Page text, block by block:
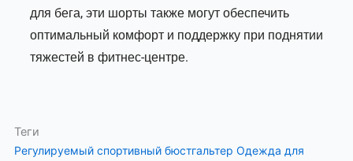
для бега, эти шорты также могут обеспечить
оптимальный комфорт и поддержку при поднятии
тяжестей в фитнес-центре.
Теги
Регулируемый спортивный бюстгальтер Одежда для